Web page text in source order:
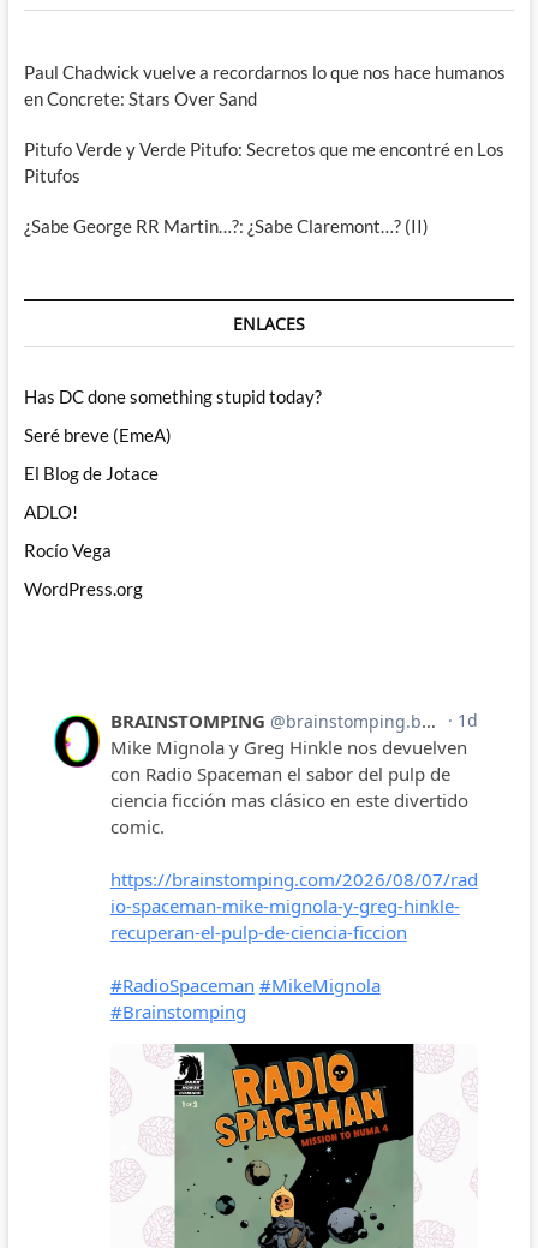
Paul Chadwick vuelve a recordarnos lo que nos hace humanos
en Concrete: Stars Over Sand
Pitufo Verde y Verde Pitufo: Secretos que me encontré en Los
Pitufos
¿Sabe George RR Martin…?: ¿Sabe Claremont…? (II)
ENLACES
Has DC done something stupid today?
Seré breve (EmeA)
El Blog de Jotace
ADLO!
Rocío Vega
WordPress.org